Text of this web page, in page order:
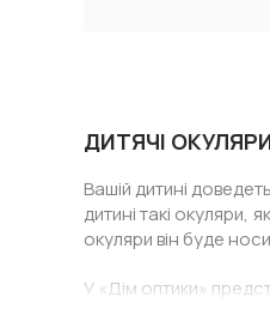
ДИТЯЧІ
Вашій дитині
дитині такі окуляри,
окуляри він буде
У «Дім оптики»